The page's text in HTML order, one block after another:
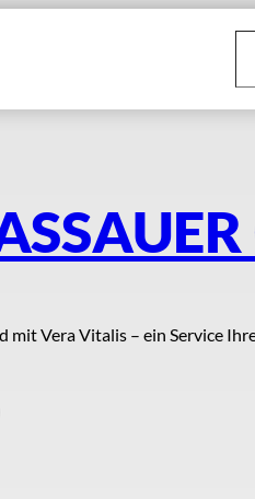
Gib deine
mit Vera Vitalis – ein Service